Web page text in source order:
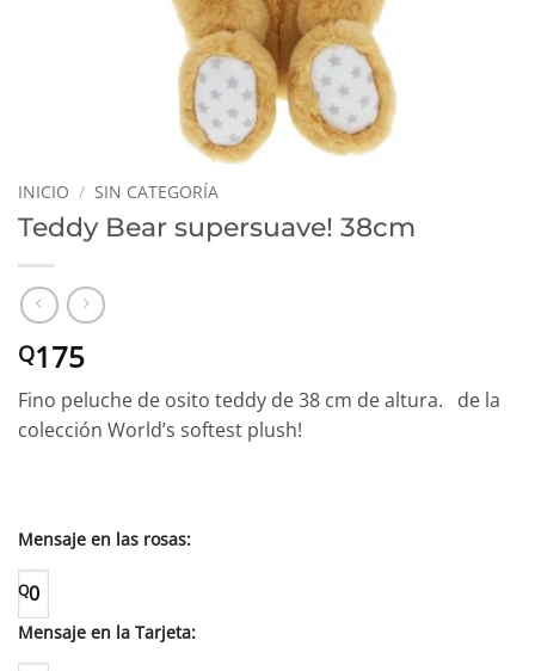
INICIO / SIN CATEGORÍA
Teddy Bear supersuave! 38cm
Q175
Fino peluche de osito teddy de 38 cm de altura. de la
colección World’s softest plush!
Mensaje en las rosas:
Q0
Mensaje en la Tarjeta: